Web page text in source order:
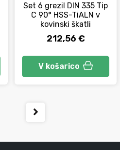
Set 6 grezil DIN 335 Tip
C 90° HSS-TiALN v
kovinski škatli
212,56 €
V košarico